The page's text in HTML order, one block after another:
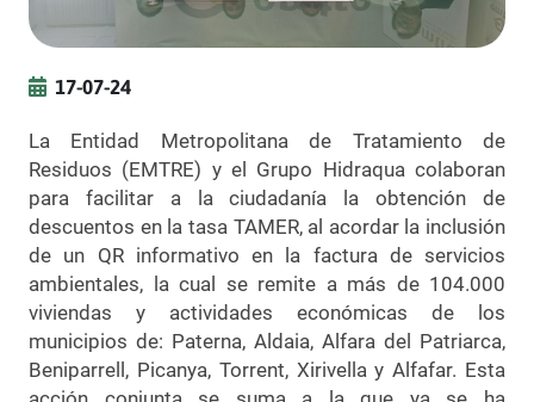
17-07-24
La Entidad Metropolitana de Tratamiento de
Residuos (EMTRE) y el Grupo Hidraqua colaboran
para facilitar a la ciudadanía la obtención de
descuentos en la tasa TAMER, al acordar la inclusión
de un QR informativo en la factura de servicios
ambientales, la cual se remite a más de 104.000
viviendas y actividades económicas de los
municipios de: Paterna, Aldaia, Alfara del Patriarca,
Beniparrell, Picanya, Torrent, Xirivella y Alfafar. Esta